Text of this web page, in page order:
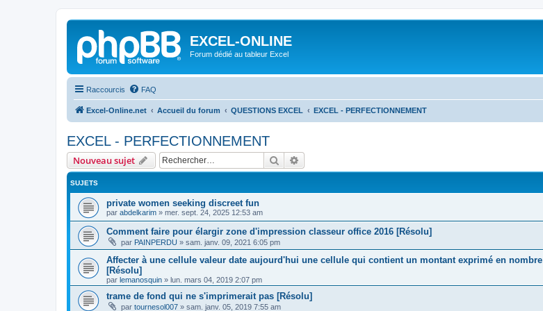
EXCEL-ONLINE
Forum dédié au tableur Excel
Raccourcis FAQ
Excel-Online.net Accueil du forum QUESTIONS EXCEL EXCEL - PERFECTIONNEMENT
EXCEL - PERFECTIONNEMENT
Nouveau sujet Rechercher
SUJETS
private women seeking discreet fun
par abdelkarim » mer. sept. 24, 2025 12:53 am
Comment faire pour élargir zone d'impression classeur office 2016 [Résolu]
par PAINPERDU » sam. janv. 09, 2021 6:05 pm
Affecter à une cellule valeur date aujourd'hui une cellule qui contient un montant exprimé en nombre
[Résolu]
par lemanosquin » lun. mars 04, 2019 2:07 pm
trame de fond qui ne s'imprimerait pas [Résolu]
par tournesol007 » sam. janv. 05, 2019 7:55 am